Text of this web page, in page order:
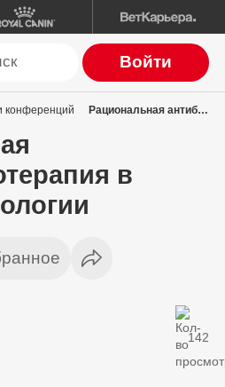
Войти
конференций Рациональная антибиотикотерапия в гастроэнтерологии
в
142